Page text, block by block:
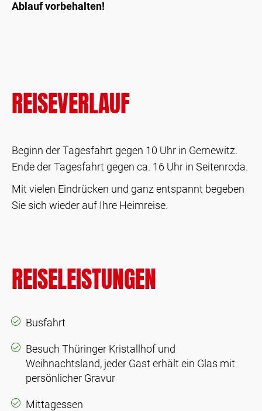
Ablauf vorbehalten!
REISEVERLAUF
Beginn der Tagesfahrt gegen 10 Uhr in Gernewitz.
Ende der Tagesfahrt gegen ca. 16 Uhr in Seitenroda.
Mit vielen Eindrücken und ganz entspannt begeben
Sie sich wieder auf Ihre Heimreise.
REISELEISTUNGEN
Busfahrt
Besuch Thüringer Kristallhof und
Weihnachtsland, jeder Gast erhält ein Glas mit
persönlicher Gravur
Mittagessen